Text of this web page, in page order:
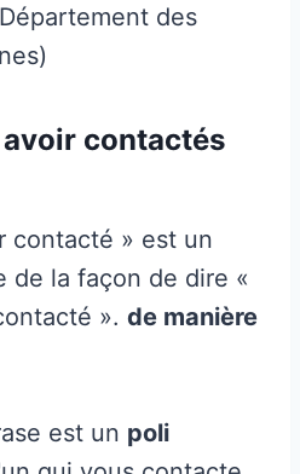
des
contactés
contacté » est un
de la façon de dire «
». de manière
est un poli